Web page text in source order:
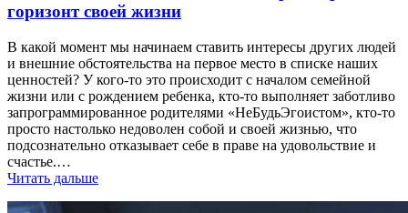
горизонт своей жизни
В какой момент мы начинаем ставить интересы других людей
и внешние обстоятельства на первое место в списке наших
ценностей? У кого-то это происходит с началом семейной
жизни или с рождением ребенка, кто-то выполняет заботливо
запрограммированное родителями «НеБудьЭгоистом», кто-то
просто настолько недоволен собой и своей жизнью, что
подсознательно отказывает себе в праве на удовольствие и
счастье.…
Читать дальше